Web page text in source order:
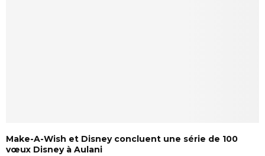
Make-A-Wish et Disney concluent une série de 100
vœux Disney à Aulani